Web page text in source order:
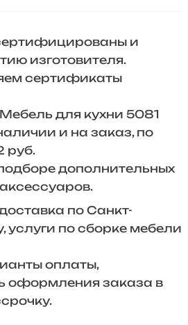
и
изготовителя.
сертификаты
для кухни 5081
и на заказ, по
руб.
дополнительных
по Санкт-
услуги по сборке мебели
оплаты,
оформления заказа в